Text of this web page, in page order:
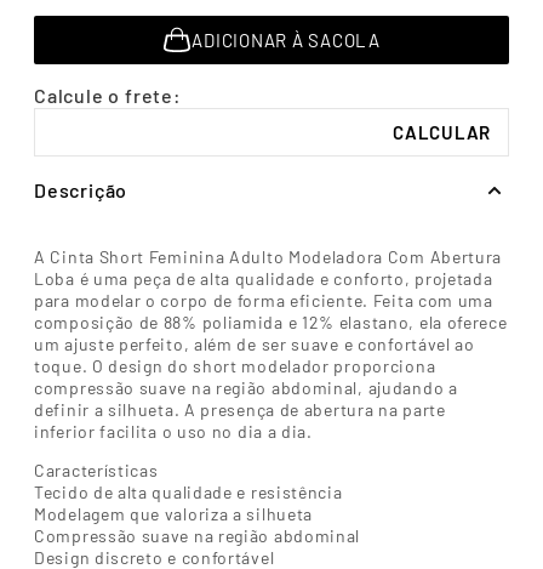
ADICIONAR À SACOLA
Descrição
A Cinta Short Feminina Adulto Modeladora Com Abertura
Loba é uma peça de alta qualidade e conforto, projetada
para modelar o corpo de forma eficiente. Feita com uma
composição de 88% poliamida e 12% elastano, ela oferece
um ajuste perfeito, além de ser suave e confortável ao
toque. O design do short modelador proporciona
compressão suave na região abdominal, ajudando a
definir a silhueta. A presença de abertura na parte
inferior facilita o uso no dia a dia.
Características
Tecido de alta qualidade e resistência
Modelagem que valoriza a silhueta
Compressão suave na região abdominal
Design discreto e confortável
9º
sutiã
10º meia masculina